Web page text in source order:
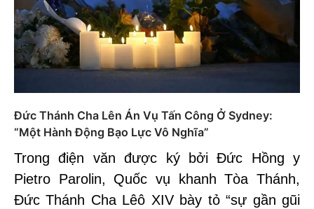
Đức Thánh Cha Lên Án Vụ Tấn Công Ở Sydney:
“Một Hành Động Bạo Lực Vô Nghĩa”
Trong điện văn được ký bởi Đức Hồng y
Pietro Parolin, Quốc vụ khanh Tòa Thánh,
Đức Thánh Cha Lêô XIV bày tỏ “sự gần gũi